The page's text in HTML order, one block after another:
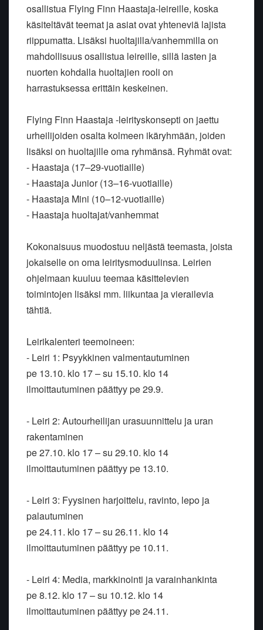
osallistua Flying Finn Haastaja-leireille, koska
käsiteltävät teemat ja asiat ovat yhteneviä lajista
riippumatta. Lisäksi huoltajilla/vanhemmilla on
mahdollisuus osallistua leireille, sillä lasten ja
nuorten kohdalla huoltajien rooli on
harrastuksessa erittäin keskeinen.
Flying Finn Haastaja -leirityskonsepti on jaettu
urheilijoiden osalta kolmeen ikäryhmään, joiden
lisäksi on huoltajille oma ryhmänsä. Ryhmät ovat:
- Haastaja (17–29-vuotiaille)
- Haastaja Junior (13–16-vuotiaille)
- Haastaja Mini (10–12-vuotiaille)
- Haastaja huoltajat/vanhemmat
Kokonaisuus muodostuu neljästä teemasta, joista
jokaiselle on oma leiritysmoduulinsa. Leirien
ohjelmaan kuuluu teemaa käsittelevien
toimintojen lisäksi mm. liikuntaa ja vierailevia
tähtiä.
Leirikalenteri teemoineen:
- Leiri 1: Psyykkinen valmentautuminen
pe 13.10. klo 17 – su 15.10. klo 14
ilmoittautuminen päättyy pe 29.9.
- Leiri 2: Autourheilijan urasuunnittelu ja uran
rakentaminen
pe 27.10. klo 17 – su 29.10. klo 14
ilmoittautuminen päättyy pe 13.10.
- Leiri 3: Fyysinen harjoittelu, ravinto, lepo ja
palautuminen
pe 24.11. klo 17 – su 26.11. klo 14
ilmoittautuminen päättyy pe 10.11.
- Leiri 4: Media, markkinointi ja varainhankinta
pe 8.12. klo 17 – su 10.12. klo 14
ilmoittautuminen päättyy pe 24.11.